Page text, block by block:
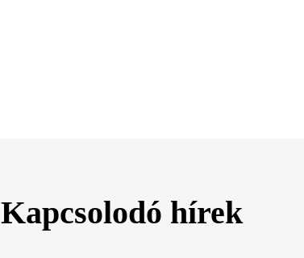
Kapcsolodó hírek